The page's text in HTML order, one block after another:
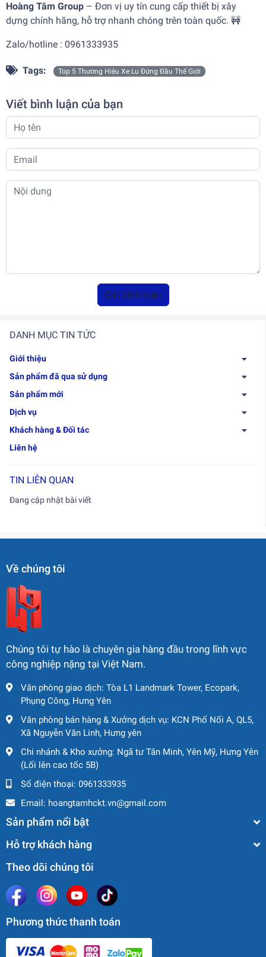
DANH MỤC TIN TỨC
Giới thiệu
Sản phẩm đã qua sử dụng
Sản phẩm mới
Dịch vụ
Khách hàng & Đối tác
Liên hệ
TIN LIÊN QUAN
Đang cập nhật bài viết
Hoàng Tâm Group – Đơn vị uy tín cung cấp thiết bị xây
dựng chính hãng, hỗ trợ nhanh chóng trên toàn quốc. 🚧
Zalo/hotline : 0961333935
Tags: Top 5 Thương Hiệu Xe Lu Đứng Đầu Thế Giới
Viết bình luận của bạn
Gửi bình luận
Về chúng tôi
Chúng tôi tự hào là chuyên gia hàng đầu trong lĩnh vực
công nghiệp nặng tại Việt Nam.
Văn phòng giao dịch: Tòa L1 Landmark Tower, Ecopark,
Phụng Công, Hưng Yên
Văn phòng bán hàng & Xưởng dịch vụ: KCN Phố Nối A, QL5,
Xã Nguyễn Văn Linh, Hưng yên
Chi nhánh & Kho xưởng: Ngã tư Tân Minh, Yên Mỹ, Hưng Yên
(Lối lên cao tốc 5B)
Số điện thoại: 0961333935
Email: hoangtamhckt.vn@gmail.com
Sản phẩm nổi bật
Hỗ trợ khách hàng
Theo dõi chúng tôi
Phương thức thanh toán